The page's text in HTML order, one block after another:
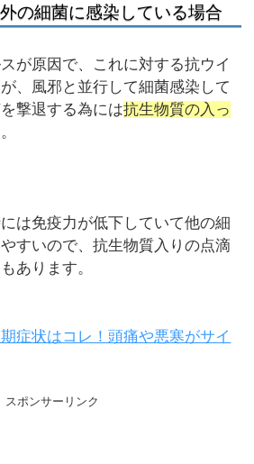
の細菌に感染している場合
が原因で、これに対する抗ウイ
、風邪と並行して細菌感染して
撃退する為には抗生物質の入っ
は免疫力が低下していて他の細
すいので、抗生物質入りの点滴
あります。
症状はコレ！頭痛や悪寒がサイ
スポンサーリンク